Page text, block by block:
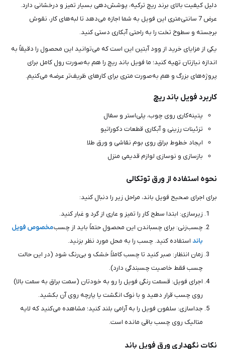
دلیل کیفیت بالای برند ریچ ترکیه، پوشش‌دهی بسیار تمیز و درخشانی دارد.
عرض 7 سانتی‌متری این فویل به شما اجازه می‌دهد تا لبه‌های کار، نقوش
برجسته و سطوح تخت را به راحتی آبکاری دستی کنید.
یکی از مزایای خرید از وود آبتین این است که می‌توانید این محصول را دقیقاً به
اندازه نیازتان تهیه کنید؛ ما فویل باند ریچ را هم به‌صورت رول کامل برای
پروژه‌های بزرگ و هم به‌صورت متری برای کارهای ظریف‌تر عرضه می‌کنیم.
کاربرد فویل باند ریچ
پتینه‌کاری روی چوب، پلی‌استر و سفال
تزئینات رزینی و آبکاری قطعات دکوراتیو
ایجاد خطوط براق روی بوم نقاشی و ورق طلا
بازسازی و نوسازی لوازم قدیمی منزل
نحوه استفاده از ورق توتکالی
برای اجرای صحیح فویل باند، مراحل زیر را دنبال کنید:
زیرسازی: ابتدا سطح کار را تمیز و عاری از گرد و غبار کنید.
چسب‌زنی: برای چسباندن این محصول حتماً باید از چسبمخصوص فویل
باند استفاده کنید. چسب را به محل مورد نظر بزنید.
زمان انتظار: صبر کنید تا چسب کاملاً خشک و بی‌رنگ شود (در این حالت
چسب فقط خاصیت چسبندگی دارد).
اجرای فویل: قسمت رنگی فویل را رو به خودتان (سمت براق به سمت بالا)
روی چسب قرار دهید و با نوک انگشت یا پارچه روی آن بکشید.
جداسازی: سلفون فویل را به آرامی بلند کنید؛ مشاهده می‌کنید که لایه
متالیک روی چسب باقی مانده است.
نکات نگهداری ورق فویل باند